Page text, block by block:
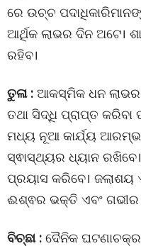
ରେ ଉଚ୍ଚ
ଆର୍ଥିକ ଲାଭର ଦିନ ଅଟେ।
ରହିବ।
ତୁଳା : ଆକସ୍ମିକ ଧନ
ତଥା ସିଦ୍ଧି ପ୍ରାପ୍ତ
ମଧ୍ୟ ନୂଆ କାର୍ଯ୍ୟ ଆରମ୍ଭ
ସ୍ଵାସ୍ଥ୍ୟର ଧ୍ୟାନ
ପ୍ରୟାସ କରିବେ। ଜଲାଶୟ
ଈଶ୍ଵର ଭକ୍ତି ଏବଂ ଗଭୀର
ବିଚ୍ଛା : ଦୈନିକ